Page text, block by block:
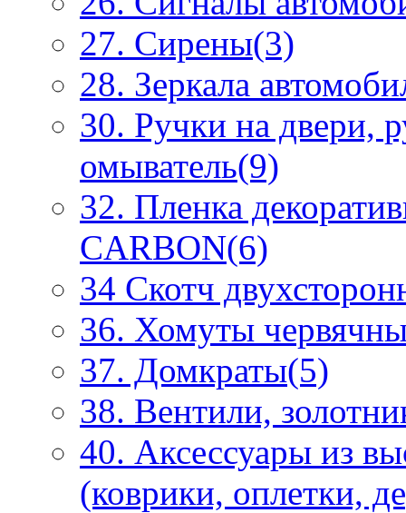
27. Сирены(3)
28. Зеркала
30. Ручки на двери,
омыватель(9)
32. Пленка
CARBON(6)
34 Скотч
36. Хомуты
37. Домкраты(5)
38. Вентили,
40. Аксессуары из
(коврики, оплетки,